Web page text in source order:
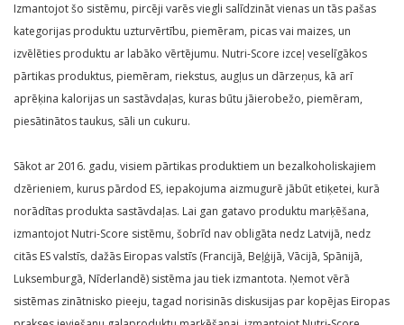
Izmantojot šo sistēmu, pircēji varēs viegli salīdzināt vienas un tās pašas
kategorijas produktu uzturvērtību, piemēram, picas vai maizes, un
izvēlēties produktu ar labāko vērtējumu. Nutri-Score izceļ veselīgākos
pārtikas produktus, piemēram, riekstus, augļus un dārzeņus, kā arī
aprēķina kalorijas un sastāvdaļas, kuras būtu jāierobežo, piemēram,
piesātinātos taukus, sāli un cukuru.
Sākot ar 2016. gadu, visiem pārtikas produktiem un bezalkoholiskajiem
dzērieniem, kurus pārdod ES, iepakojuma aizmugurē jābūt etiķetei, kurā
norādītas produkta sastāvdaļas. Lai gan gatavo produktu marķēšana,
izmantojot Nutri-Score sistēmu, šobrīd nav obligāta nedz Latvijā, nedz
citās ES valstīs, dažās Eiropas valstīs (Francijā, Beļģijā, Vācijā, Spānijā,
Luksemburgā, Nīderlandē) sistēma jau tiek izmantota. Ņemot vērā
sistēmas zinātnisko pieeju, tagad norisinās diskusijas par kopējas Eiropas